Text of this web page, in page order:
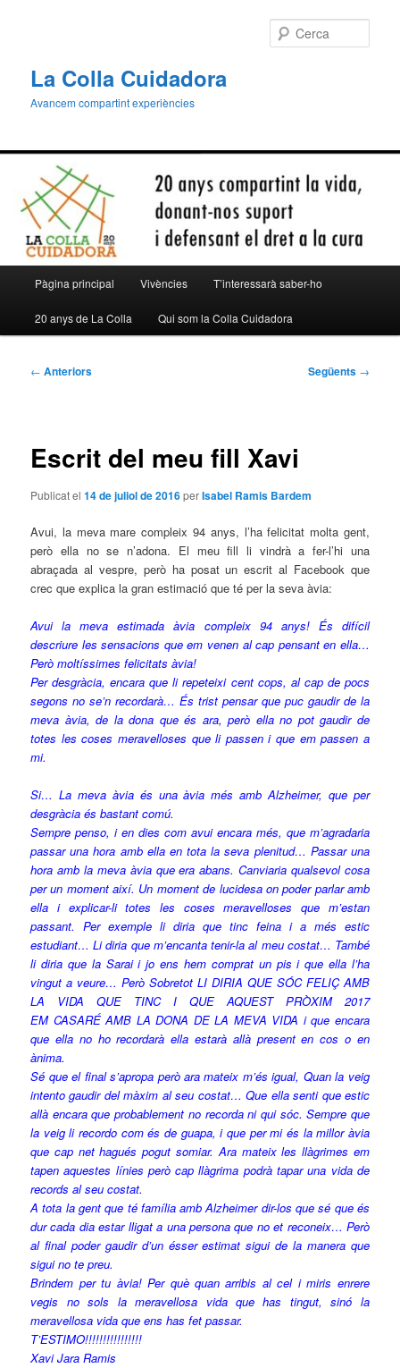
La Colla Cuidadora
Avancem compartint experiències
principal
Pàgina principal Vivències T’interessarà saber-ho
20 anys de La Colla Qui som la Colla Cuidadora
Navegació
← Anteriors Següents →
Escrit del meu fill Xavi
Publicat el14 de juliol de 2016perIsabel Ramis Bardem
Avui, la meva mare compleix 94 anys, l’ha felicitat molta gent,
però ella no se n’adona. El meu fill li vindrà a fer-l’hi una
abraçada al vespre, però ha posat un escrit al Facebook que
crec que explica la gran estimació que té per la seva àvia:
Avui la meva estimada àvia compleix 94 anys! És difícil
descriure les sensacions que em venen al cap pensant en ella…
Però moltíssimesfelicitats àvia!
Per desgràcia, encara que li repeteixi cent cops, al cap de pocs
segons no se’n recordarà… És trist pensar que puc gaudir de la
meva àvia, de la dona que és ara, però ella no pot gaudir de
totes les coses meravelloses que li passen i que em passen a
mi.
Si… La meva àvia és una àvia més amb Alzheimer, que per
desgràcia és bastant comú.
Sempre penso, i en dies com avui encara més, que m’agradaria
passar una hora amb ella en tota la seva plenitud… Passar una
hora amb la meva àvia que era abans. Canviaria qualsevol cosa
per un moment així. Un moment de lucidesa on poder parlar amb
ella i explicar-li totes les coses meravelloses que m’estan
passant. Per exemple li diria que tinc feina i a més estic
estudiant… Li diria que m’encanta tenir-la al meu costat… També
li diria que la Saraii jo ens hem comprat un pis i que ella l’ha
vingut a veure… Però Sobretot LI DIRIA QUE SÓCFELIÇ AMB
LA VIDA QUE TINCI QUE AQUEST PRÒXIM 2017
EM CASARÉAMB LA DONA DE LA MEVA VIDA i que encara
que ella no ho recordarà ella estarà allà present en cos o en
ànima.
Sé que el final s’apropa però ara mateix m’és igual, Quan la veig
intento gaudir del màxim al seu costat… Que ella senti que estic
allà encara que probablement no recorda ni qui sóc. Sempre que
la veig li recordo com és de guapa, i que per mi és la millor àvia
que cap net hagués pogut somiar. Ara mateix les llàgrimes em
tapen aquestes línies però cap llàgrima podrà tapar una vida de
records al seu costat.
A tota la gent que té família amb Alzheimer dir-los que sé que és
dur cada dia estar lligat a una persona que no et reconeix… Però
al final poder gaudir d’un ésser estimat sigui de la manera que
sigui no tepreu.
Brindem per tu àvia! Per què quan arribis al cel i miris enrere
vegis no sols la meravellosa vida que has tingut, sinó la
meravellosa vida que ens has fet passar.
T’ESTIMO!!!!!!!!!!!!!!!!
Xavi Jara Ramis